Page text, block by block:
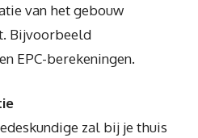
van het gebouw
Bijvoorbeeld
EPC-berekeningen.
zal bij je thuis